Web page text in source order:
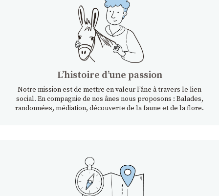
Lʼhistoire dʼune passion
Notre mission est de mettre en valeur l’âne à travers le lien
social. En compagnie de nos ânes nous proposons : Balades,
randonnées, médiation, découverte de la faune et de la flore.